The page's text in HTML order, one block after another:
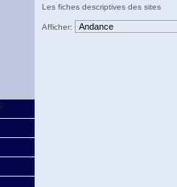
Les fiches descriptives des sites
Afficher: